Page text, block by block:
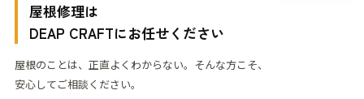
屋根修理は
DEAP CRAFTにお任せください
屋根のことは、正直よくわからない。そんな方こそ、
安心してご相談ください。